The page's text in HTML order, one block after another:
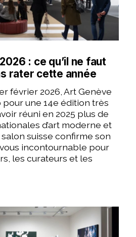
: ce qu’il ne faut
rater cette année
février 2026, Art Genève
une 14e édition très
réuni en 2025 plus de
d’art moderne et
suisse confirme son
incontournable pour
les curateurs et les